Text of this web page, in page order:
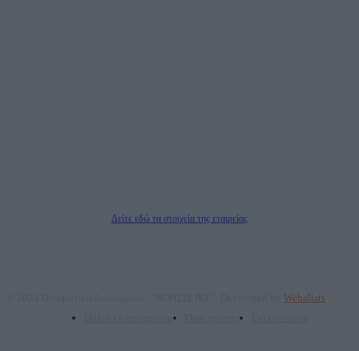
Δείτε εδώ τα στοιχεία της εταιρείας
Webalists